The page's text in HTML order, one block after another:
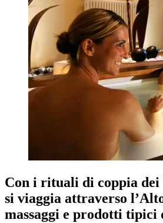
Con i rituali di coppia
si viaggia attraverso
massaggi e prodotti tipici